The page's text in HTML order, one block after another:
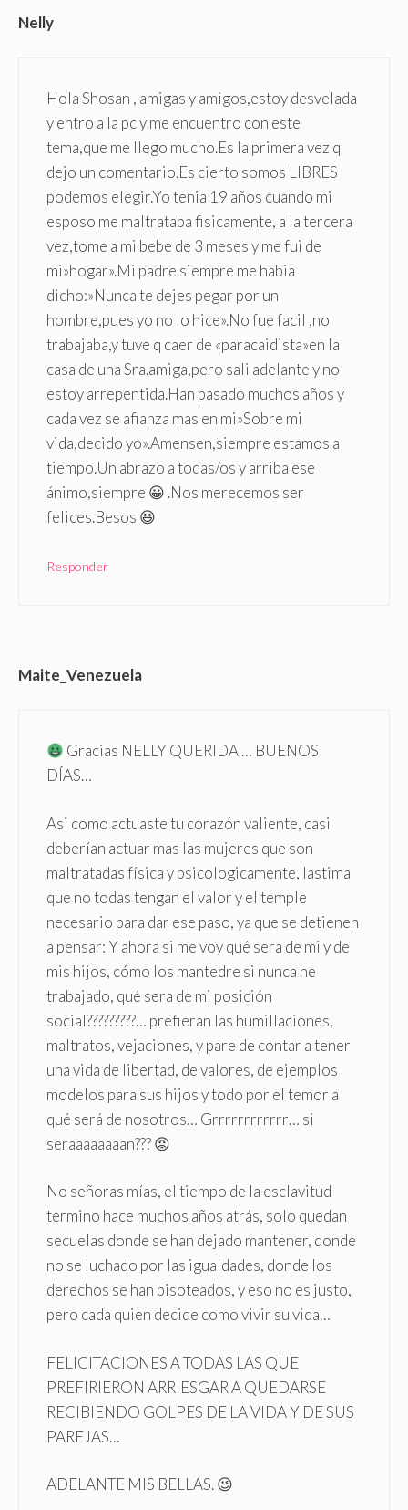
Nelly
Hola Shosan , amigas y amigos,estoy desvelada
y entro a la pc y me encuentro con este
tema,que me llego mucho.Es la primera vez q
dejo un comentario.Es cierto somos LIBRES
podemos elegir.Yo tenia 19 años cuando mi
esposo me maltrataba fisicamente, a la tercera
vez,tome a mi bebe de 3 meses y me fui de
mi»hogar».Mi padre siempre me habia
dicho:»Nunca te dejes pegar por un
hombre,pues yo no lo hice».No fue facil ,no
trabajaba,y tuve q caer de «paracaidista»en la
casa de una Sra.amiga,pero sali adelante y no
estoy arrepentida.Han pasado muchos años y
cada vez se afianza mas en mi»Sobre mi
vida,decido yo».Amensen,siempre estamos a
tiempo.Un abrazo a todas/os y arriba ese
ánimo,siempre 😀 .Nos merecemos ser
felices.Besos 😆
Responder
Maite_Venezuela
Gracias NELLY QUERIDA … BUENOS
DÍAS…
Asi como actuaste tu corazón valiente, casi
deberían actuar mas las mujeres que son
maltratadas física y psicologicamente, lastima
que no todas tengan el valor y el temple
necesario para dar ese paso, ya que se detienen
a pensar: Y ahora si me voy qué sera de mi y de
mis hijos, cómo los mantedre si nunca he
trabajado, qué sera de mi posición
social?????????… prefieran las humillaciones,
maltratos, vejaciones, y pare de contar a tener
una vida de libertad, de valores, de ejemplos
modelos para sus hijos y todo por el temor a
qué será de nosotros… Grrrrrrrrrrrr… si
seraaaaaaaan??? 😡
No señoras mías, el tiempo de la esclavitud
termino hace muchos años atrás, solo quedan
secuelas donde se han dejado mantener, donde
no se luchado por las igualdades, donde los
derechos se han pisoteados, y eso no es justo,
pero cada quien decide como vivir su vida…
FELICITACIONES A TODAS LAS QUE
PREFIRIERON ARRIESGAR A QUEDARSE
RECIBIENDO GOLPES DE LA VIDA Y DE SUS
PAREJAS…
ADELANTE MIS BELLAS. 😉